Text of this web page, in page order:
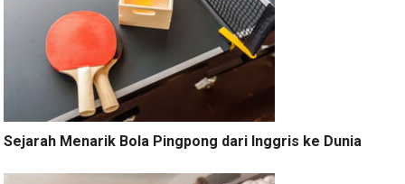
Sejarah Menarik Bola Pingpong dari Inggris ke Dunia